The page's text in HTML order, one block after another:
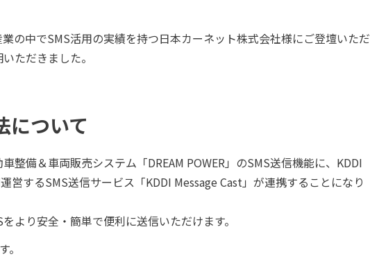
の中でSMS活用の実績を持つ日本カーネット株式会社様にご登壇いただ
ただきました。
について
整備＆車両販売システム「DREAM POWER」のSMS送信機能に、KDDI
するSMS送信サービス「KDDI Message Cast」が連携することになり
より安全・簡単で便利に送信いただけます。